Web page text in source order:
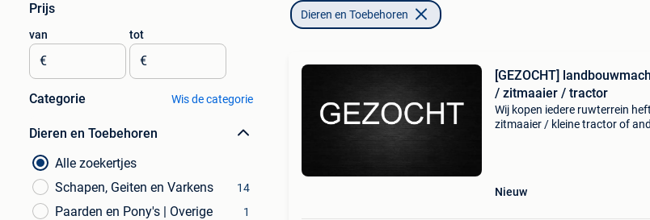
Prijs
van
€
tot
€
Categorie Wis de categorie
Dieren en Toebehoren
Alle zoekertjes
Schapen, Geiten en Varkens
14
Paarden en Pony's | Overige
1
Dieren en Toebehoren
[GEZOCHT]
/ zitmaaier / tractor
Wij kopen iedere ruwterrein
zitmaaier / kleine tractor of
Nieuw